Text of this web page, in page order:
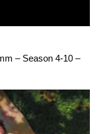
– Season 4-10 –